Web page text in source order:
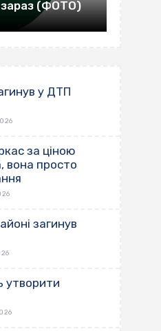
зараз (ФОТО)
у ДТП
за ціною
вона просто
загинув
утворити